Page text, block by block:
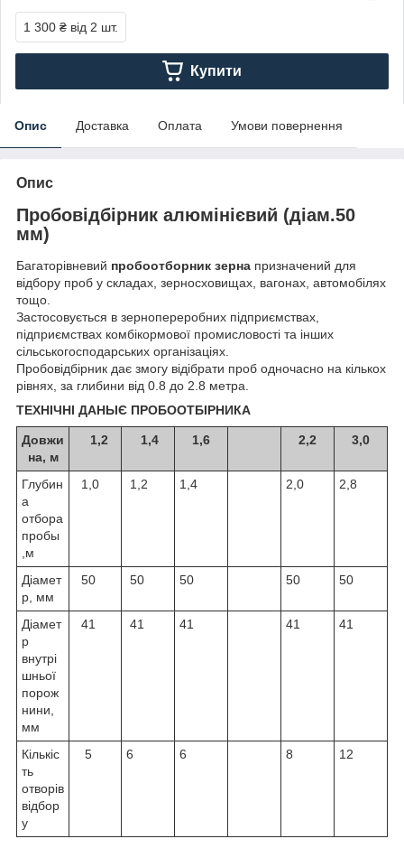
1 300 ₴ від 2 шт.
Купити
Опис Доставка Оплата Умови повернення
Опис
Пробовідбірник алюмінієвий (діам.50
мм)
Багаторівневий пробоотборник зерна призначений для
відбору проб у складах, зерносховищах, вагонах, автомобілях
тощо.
Застосовується в зернопереробних підприємствах,
підприємствах комбікормової промисловості та інших
сільськогосподарських організаціях.
Пробовідбірник дає змогу відібрати проб одночасно на кількох
рівнях, за глибини від 0.8 до 2.8 метра.
ТЕХНІЧНІ ДАНЬІЄ ПРОБООТБІРНИКА
Довжи
на, м
1,2 1,4 1,6 2,2 3,0
Глубин
а
отбора
пробы
,м
1,0 1,2 1,4 2,0 2,8
Діамет
р, мм
50 50 50 50 50
Діамет
р
внутрі
шньої
порож
нини,
мм
41 41 41 41 41
Кількіс
ть
отворів
відбор
у
5 6 6 8 12